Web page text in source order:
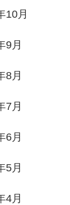
10月
9月
8月
7月
6月
5月
4月